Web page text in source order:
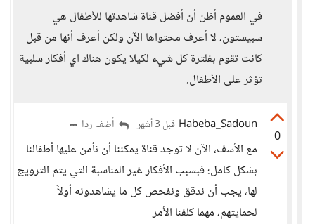
في العموم أظن أن أفضل قناة شاهدتها للأطفال هي
سبيستون، لا أعرف محتواها الآن ولكن أعرف أنها من قبل
كانت تقوم بفلترة كل شيء لكيلا يكون هناك اي أفكار سلبية
تؤثر على الأطفال.
0
Habeba_Sadoun قبل 3 أشهر أضف ردا
مع الأسف، الآن لا توجد قناة يمكننا أن نأمن عليها أطفالنا
بشكل كامل؛ فبسبب الأفكار غير المناسبة التي يتم الترويج
لها، يجب أن ندقق ونفحص كل ما يشاهدونه أولاً
لحمايتهم، مهما كلفنا الأمر